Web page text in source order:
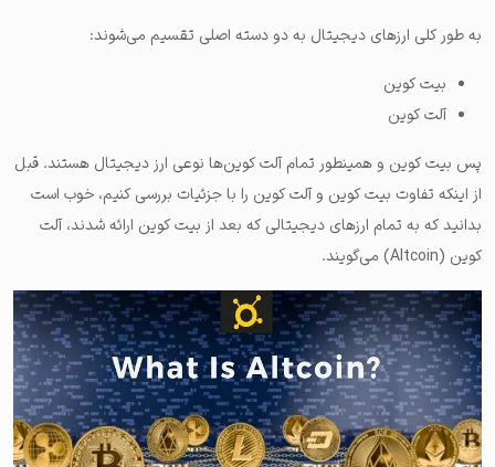
به طور کلی ارزهای دیجیتال به دو دسته اصلی تقسیم می‌شوند:
بیت کوین
آلت کوین
پس بیت کوین و همینطور تمام آلت کوین‌ها نوعی ارز دیجیتال هستند. قبل
از اینکه تفاوت بیت کوین و آلت کوین را با جزئیات بررسی کنیم، خوب است
بدانید که به تمام ارزهای دیجیتالی که بعد از بیت کوین ارائه شدند، آلت
کوین (Altcoin) می‌گویند.